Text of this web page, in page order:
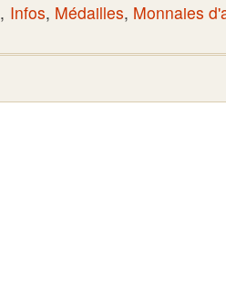
, Infos, Médailles, Monnaies